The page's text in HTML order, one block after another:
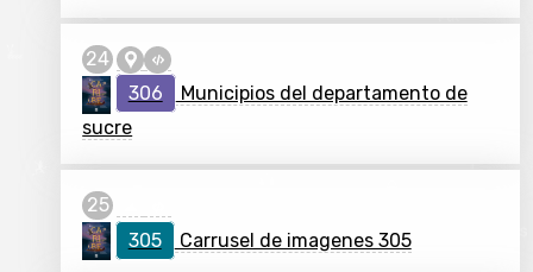
306
Municipios del departamento de
sucre
305 Carrusel de imagenes 305